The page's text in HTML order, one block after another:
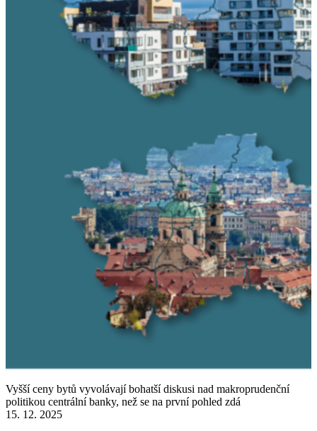
Vyšší ceny bytů vyvolávají bohatší diskusi nad makroprudenční
politikou centrální banky, než se na první pohled zdá
15. 12. 2025